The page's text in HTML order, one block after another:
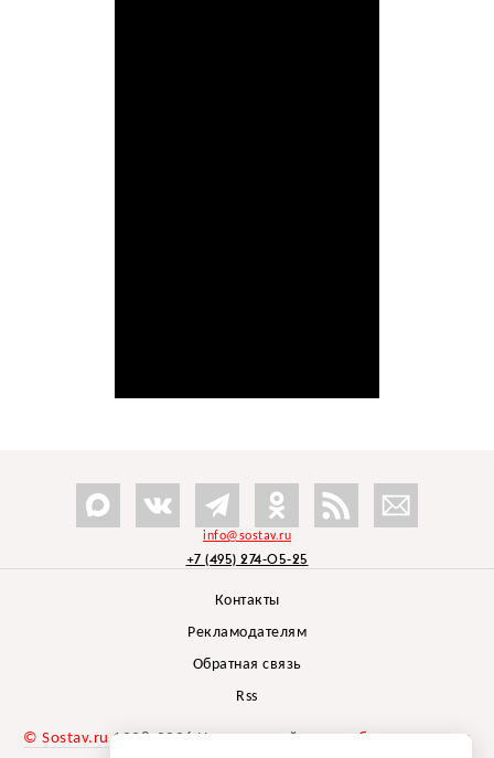
info@sostav.ru
+7 (495) 274-05-25
Контакты
Рекламодателям
Обратная связь
Rss
© Sostav.ru 1998-2026 Независимый проектбрендингового